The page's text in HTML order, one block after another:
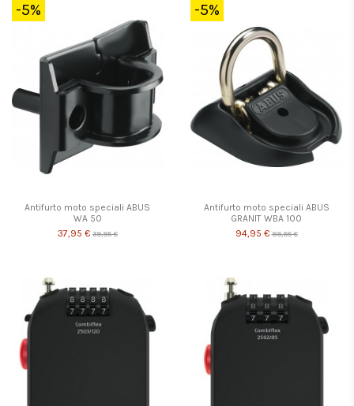
-5%
Antifurto moto speciali ABUS
WA 50
37,95 € 39,95 €
-5%
Antifurto moto speciali ABUS
GRANIT WBA 100
94,95 € 99,95 €